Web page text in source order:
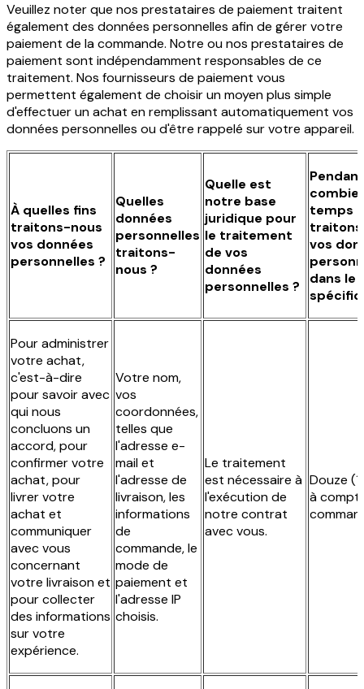
Veuillez noter que nos prestataires de paiement traitent
également des données personnelles afin de gérer votre
paiement de la commande. Notre ou nos prestataires de
paiement sont indépendamment responsables de ce
traitement. Nos fournisseurs de paiement vous
permettent également de choisir un moyen plus simple
d'effectuer un achat en remplissant automatiquement vos
données personnelles ou d'être rappelé sur votre appareil.
À quelles fins
traitons-nous
vos données
personnelles ?
Quelles
données
personnelles
traitons-
nous ?
Quelle est
notre base
juridique pour
le traitement
de vos
données
personnelles ?
Pendant
temps
vos
dans le
Pour administrer
votre achat,
c'est-à-dire
pour savoir avec
qui nous
concluons un
accord, pour
confirmer votre
achat, pour
livrer votre
achat et
communiquer
avec vous
concernant
votre livraison et
pour collecter
des informations
sur votre
expérience.
Votre nom,
vos
coordonnées,
telles que
l'adresse e-
mail et
l'adresse de
livraison, les
informations
de
commande, le
mode de
paiement et
l'adresse IP
choisis.
Le traitement
est nécessaire à
l'exécution de
notre contrat
avec vous.
Douze
à